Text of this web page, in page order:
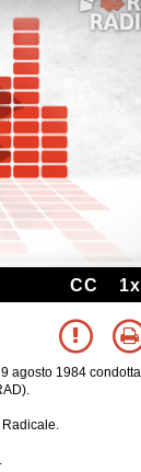
CC 1x
agosto 1984
Radicale.